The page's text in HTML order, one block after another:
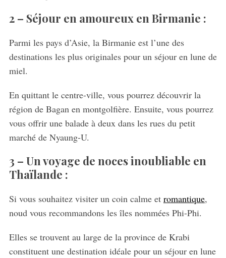
2 – Séjour en amoureux en Birmanie :
Parmi les pays d’Asie, la Birmanie est l’une des
destinations les plus originales pour un séjour en lune de
miel.
En quittant le centre-ville, vous pourrez découvrir la
région de Bagan en montgolfière. Ensuite, vous pourrez
vous offrir une balade à deux dans les rues du petit
marché de Nyaung-U.
3 – Un voyage de noces inoubliable en
Thaïlande :
Si vous souhaitez visiter un coin calme et romantique,
noud vous recommandons les îles nommées Phi-Phi.
Elles se trouvent au large de la province de Krabi
constituent une destination idéale pour un séjour en lune